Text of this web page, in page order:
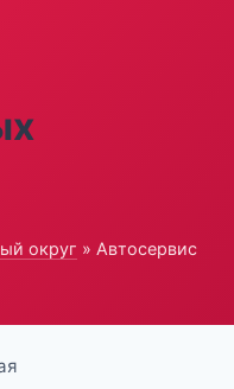
округ » Автосервис